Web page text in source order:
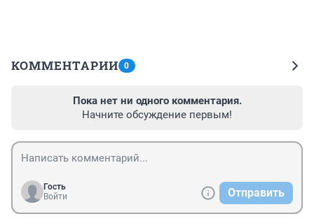
КОММЕНТАРИИ 0
Пока нет ни одного комментария.
Начните обсуждение первым!
Гость
Войти
Отправить